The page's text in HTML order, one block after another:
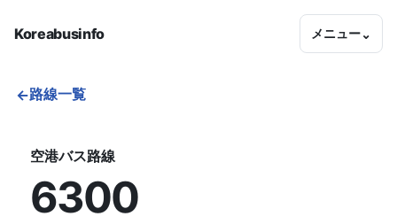
Koreabusinfo メニュー⌄
←路線一覧
空港バス路線
6300